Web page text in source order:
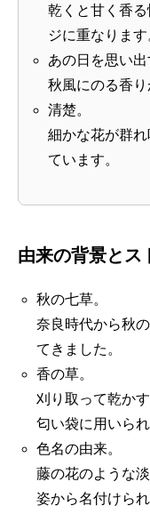
乾くと甘く香
ジに重なります
あの日を思い出
秋風にのる香り
清楚。
細かな花が群
ています。
由来の背景とス
秋の七草。
奈良時代から秋
てきました。
香の草。
刈り取って乾か
匂い袋に用いられ
色名の由来。
藤の花のような
姿から名付けら